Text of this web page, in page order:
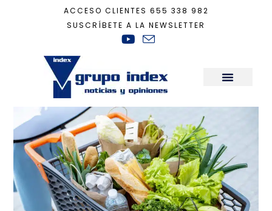
ACCESO CLIENTES 655 338 982
SUSCRÍBETE A LA NEWSLETTER
Actualidad